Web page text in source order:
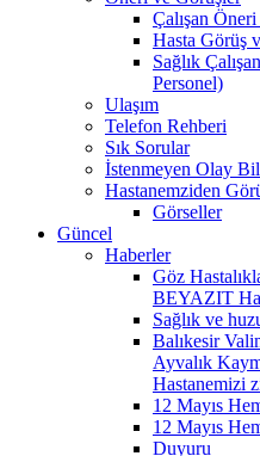
Çalışan
Hasta Görüş
Sağlık
Personel)
Ulaşım
Telefon Rehberi
Sık Sorular
İstenmeyen Olay
Hastanemziden
Görseller
Güncel
Haberler
Göz
BEYAZIT
Sağlık ve
Balıkesir
Ayvalık
Hastanemizi
12 Mayıs
12 Mayıs
Duyuru